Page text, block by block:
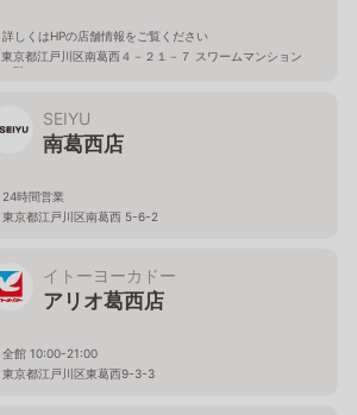
詳しくはHPの店舗情報をご覧ください
東京都江戸川区南葛西４－２１－７ スワームマンション
１階
SEIYU
南葛西店
24時間営業
東京都江戸川区南葛西 5-6-2
イトーヨーカドー
アリオ葛西店
全館 10:00-21:00
東京都江戸川区東葛西9-3-3